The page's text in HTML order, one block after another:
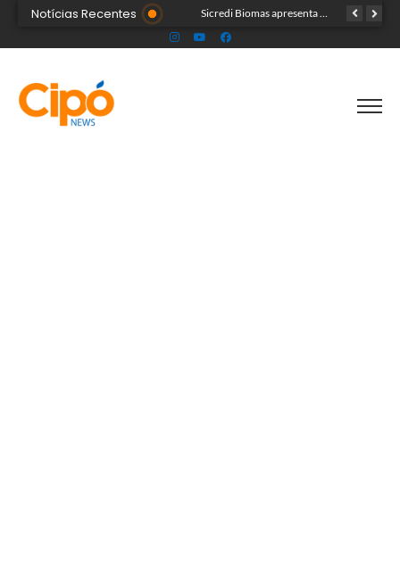
Notícias Recentes Acre segue em alerta para casos de síndrome respiratória aguda grave, aponta Fiocruz